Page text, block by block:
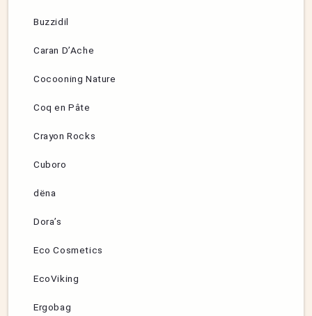
Buzzidil
Caran D’Ache
Cocooning Nature
Coq en Pâte
Crayon Rocks
Cuboro
dëna
Dora’s
Eco Cosmetics
EcoViking
Ergobag